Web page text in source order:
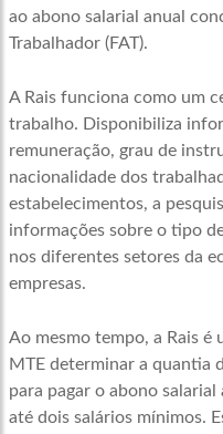
ao abono salarial anual
Trabalhador (FAT).
A Rais funciona como um
trabalho. Disponibiliza
remuneração, grau de
nacionalidade dos
estabelecimentos, a
informações sobre o tipo
nos diferentes setores da
empresas.
Ao mesmo tempo, a Rais
MTE determinar a quantia
para pagar o abono
até dois salários mínimos.